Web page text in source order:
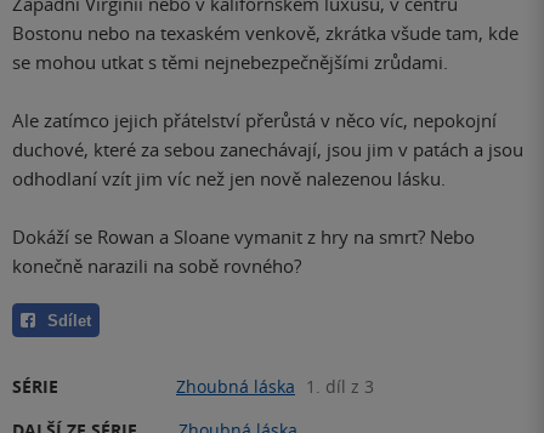
Bostonu nebo na texaském venkově, zkrátka všude tam, kde
se mohou utkat s těmi nejnebezpečnějšími zrůdami.
Ale zatímco jejich přátelství přerůstá v něco víc, nepokojní
duchové, které za sebou zanechávají, jsou jim v patách a jsou
odhodlaní vzít jim víc než jen nově nalezenou lásku.
Dokáží se Rowan a Sloane vymanit z hry na smrt? Nebo
konečně narazili na sobě rovného?
Sdílet
SÉRIE Zhoubná láska 1. díl z 3